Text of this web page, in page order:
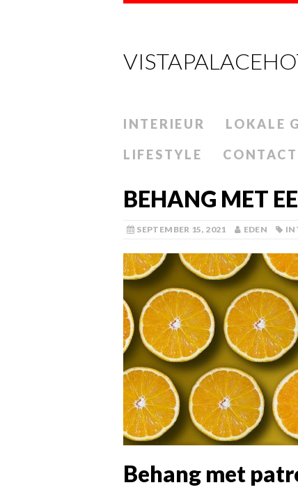
INTERIEUR LOKALE
LIFESTYLE
CONTACT
BEHANG MET
SEPTEMBER 15, 2021 EDEN
Behang met